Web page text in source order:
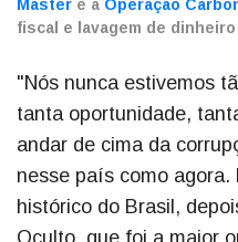
Master e a Operação
fiscal e lavagem de
"Nós nunca estivemos
tanta oportunidade,
andar de cima da
nesse país como
histórico do Brasil,